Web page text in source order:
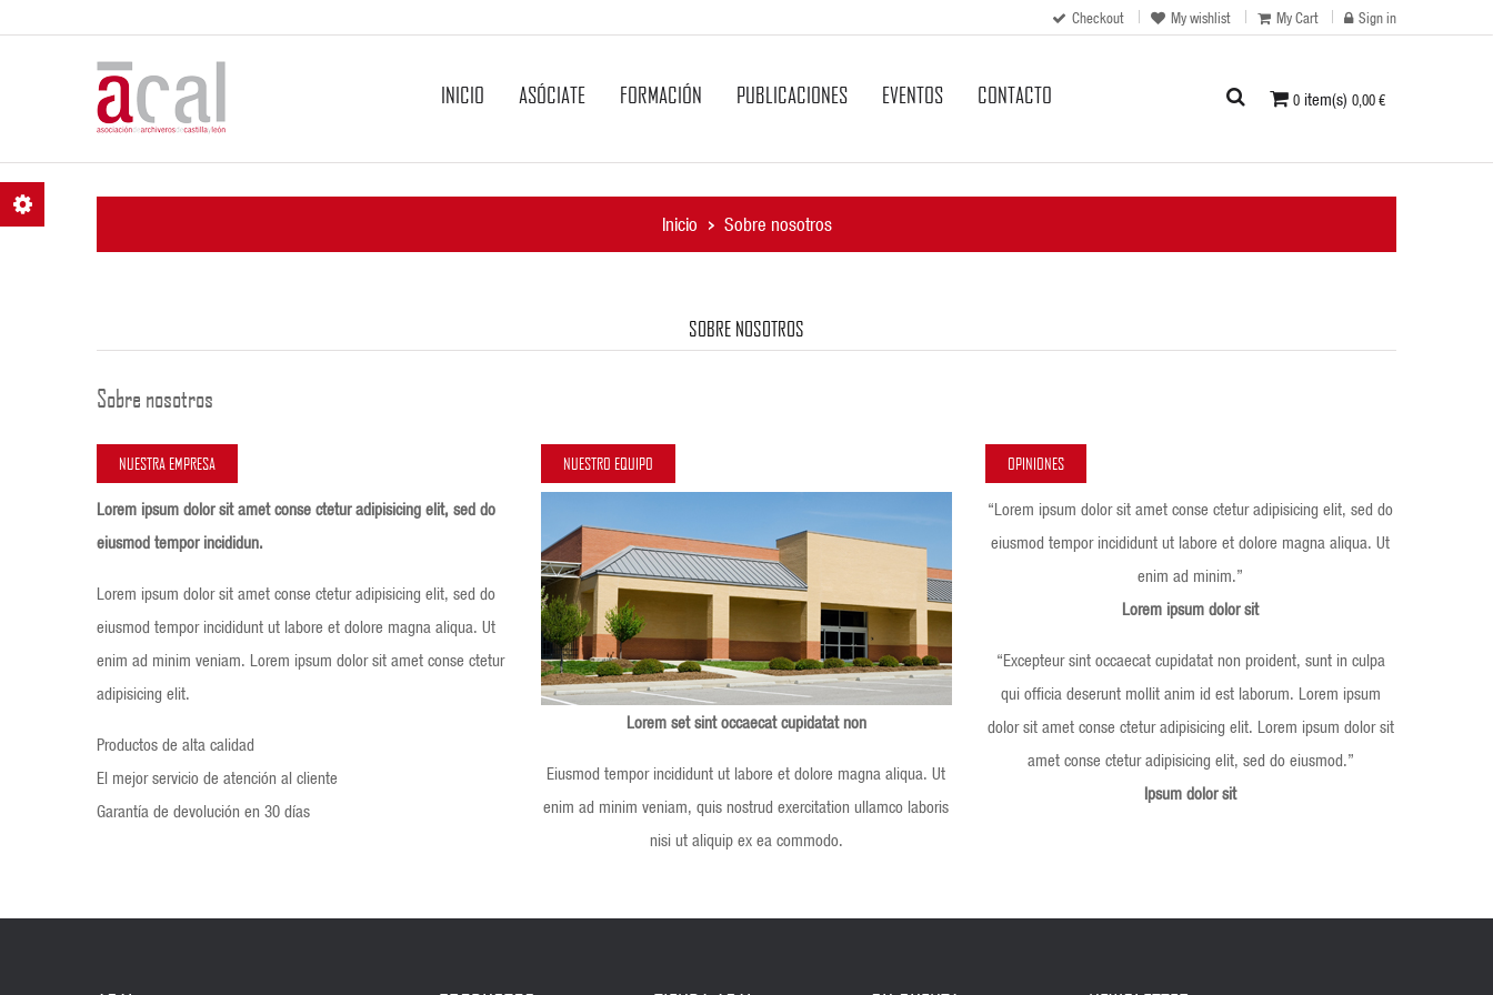
Checkout My wishlist My Cart Sign in
0 item(s) 0,00 €
INICIO ASÓCIATE FORMACIÓN PUBLICACIONES EVENTOS CONTACTO
Inicio Sobre nosotros
SOBRE NOSOTROS
Sobre nosotros
NUESTRA EMPRESA
Lorem ipsum dolor sit amet conse ctetur adipisicing elit, sed do
eiusmod tempor incididun.
Lorem ipsum dolor sit amet conse ctetur adipisicing elit, sed do
eiusmod tempor incididunt ut labore et dolore magna aliqua. Ut
enim ad minim veniam. Lorem ipsum dolor sit amet conse ctetur
adipisicing elit.
Productos de alta calidad
El mejor servicio de atención al cliente
Garantía de devolución en 30 días
NUESTRO EQUIPO
Lorem set sint occaecat cupidatat non
Eiusmod tempor incididunt ut labore et dolore magna aliqua. Ut
enim ad minim veniam, quis nostrud exercitation ullamco laboris
nisi ut aliquip ex ea commodo.
OPINIONES
“Lorem ipsum dolor sit amet conse ctetur adipisicing elit, sed do
eiusmod tempor incididunt ut labore et dolore magna aliqua. Ut
enim ad minim.”
Lorem ipsum dolor sit
“Excepteur sint occaecat cupidatat non proident, sunt in culpa
qui officia deserunt mollit anim id est laborum. Lorem ipsum
dolor sit amet conse ctetur adipisicing elit. Lorem ipsum dolor sit
amet conse ctetur adipisicing elit, sed do eiusmod.”
Ipsum dolor sit